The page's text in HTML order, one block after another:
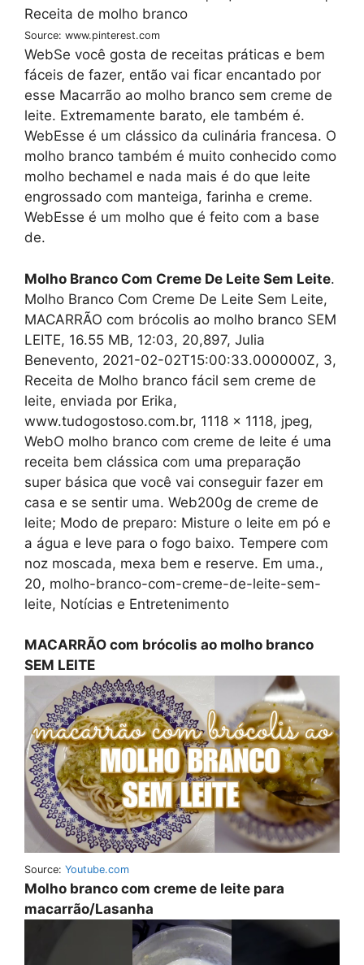
Source: www.pinterest.com
WebSe você gosta de receitas práticas e bem
fáceis de fazer, então vai ficar encantado por
esse Macarrão ao molho branco sem creme de
leite. Extremamente barato, ele também é.
WebEsse é um clássico da culinária francesa. O
molho branco também é muito conhecido como
molho bechamel e nada mais é do que leite
engrossado com manteiga, farinha e creme.
WebEsse é um molho que é feito com a base
de.
Molho Branco Com Creme De Leite Sem Leite.
Molho Branco Com Creme De Leite Sem Leite,
MACARRÃO com brócolis ao molho branco SEM
LEITE, 16.55 MB, 12:03, 20,897, Julia
Benevento, 2021-02-02T15:00:33.000000Z, 3,
Receita de Molho branco fácil sem creme de
leite, enviada por Erika,
www.tudogostoso.com.br, 1118 x 1118, jpeg,
WebO molho branco com creme de leite é uma
receita bem clássica com uma preparação
super básica que você vai conseguir fazer em
casa e se sentir uma. Web200g de creme de
leite; Modo de preparo: Misture o leite em pó e
a água e leve para o fogo baixo. Tempere com
noz moscada, mexa bem e reserve. Em uma.,
20, molho-branco-com-creme-de-leite-sem-
leite, Notícias e Entretenimento
MACARRÃO com brócolis ao molho branco
SEM LEITE
Source: Youtube.com
Molho branco com creme de leite para
macarrão/Lasanha